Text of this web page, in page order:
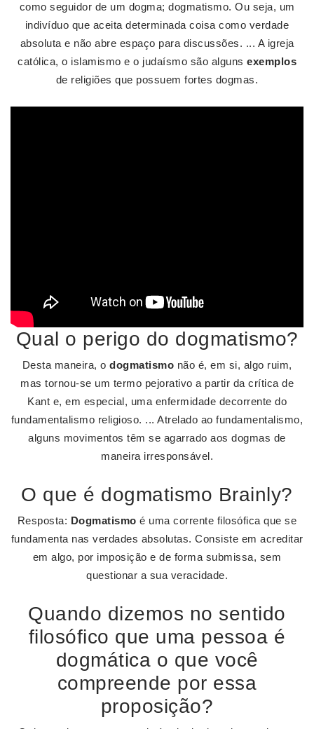
como seguidor de um dogma; dogmatismo. Ou seja, um
indivíduo que aceita determinada coisa como verdade
absoluta e não abre espaço para discussões. ... A igreja
católica, o islamismo e o judaísmo são alguns exemplos
de religiões que possuem fortes dogmas.
Qual o perigo do dogmatismo?
Desta maneira, o dogmatismo não é, em si, algo ruim,
mas tornou-se um termo pejorativo a partir da crítica de
Kant e, em especial, uma enfermidade decorrente do
fundamentalismo religioso. ... Atrelado ao fundamentalismo,
alguns movimentos têm se agarrado aos dogmas de
maneira irresponsável.
O que é dogmatismo Brainly?
Resposta: Dogmatismo é uma corrente filosófica que se
fundamenta nas verdades absolutas. Consiste em acreditar
em algo, por imposição e de forma submissa, sem
questionar a sua veracidade.
Quando dizemos no sentido
filosófico que uma pessoa é
dogmática o que você
compreende por essa
proposição?